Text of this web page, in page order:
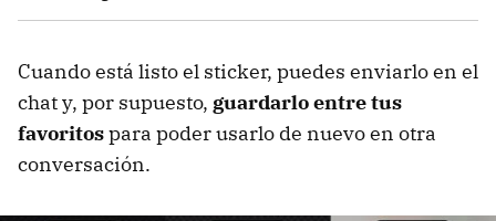
Cuando está listo el sticker, puedes enviarlo en el
chat y, por supuesto, guardarlo entre tus
favoritospara poder usarlo de nuevo en otra
conversación.